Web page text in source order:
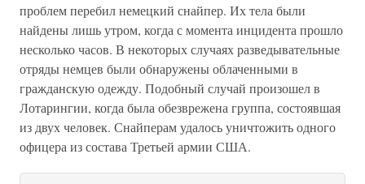
проблем перебил немецкий снайпер. Их тела были
найдены лишь утром, когда с момента инцидента прошло
несколько часов. В некоторых случаях разведывательные
отряды немцев были обнаружены облаченными в
гражданскую одежду. Подобный случай произошел в
Лотарингии, когда была обезврежена группа, состоявшая
из двух человек. Снайперам удалось уничтожить одного
офицера из состава Третьей армии США.